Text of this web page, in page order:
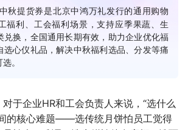
秋提货券是北京中鸿万礼发行的通用购物
福利、工会福利场景，支持应季果蔬、生
兑换，全国通用长期有效，助力企业优化福
选心仪礼品，解决中秋福利选品、分发等痛
。
于企业HR和工会负责人来说，“选什么
的核心难题——选传统月饼怕员工觉得